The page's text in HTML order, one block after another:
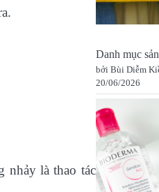
nhảy là thao tác
Danh mục
bởi Bùi Diễm
20/06/2026